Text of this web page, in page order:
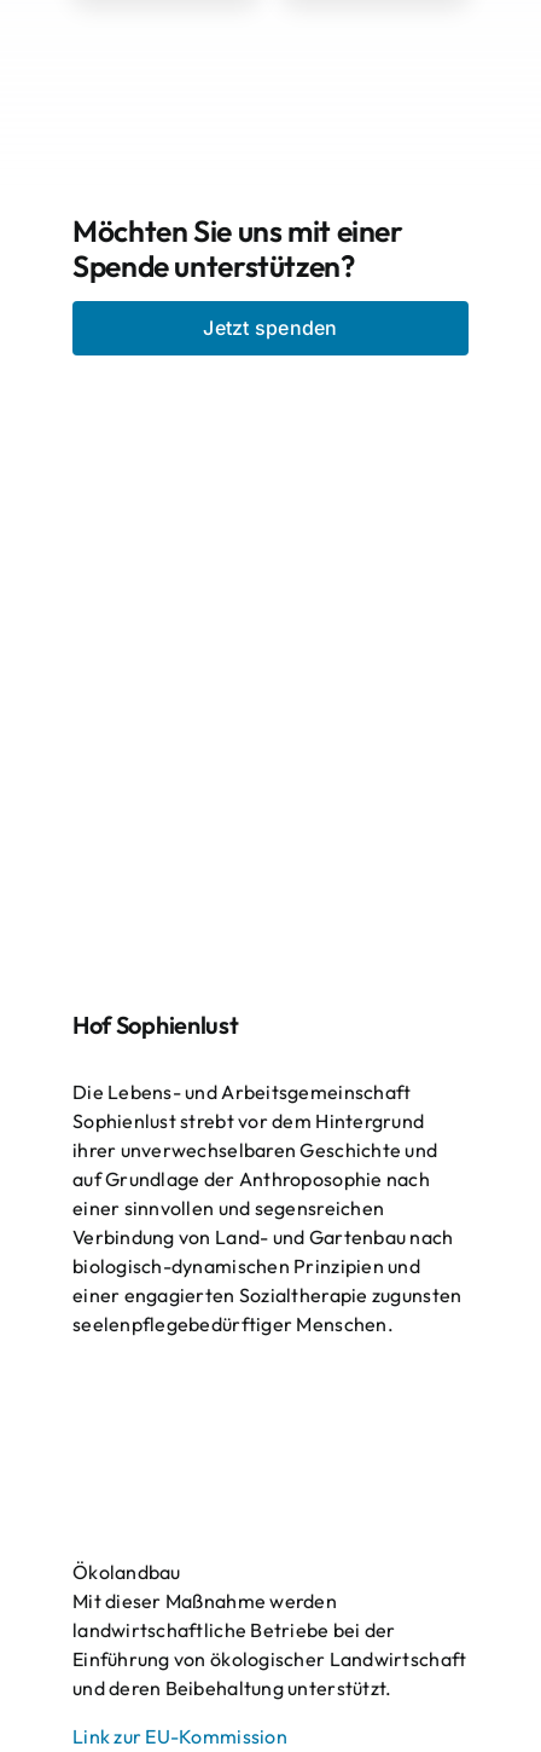
Möchten Sie uns mit einer
Spende unterstützen?
Jetzt spenden
Hof Sophienlust
Die Lebens- und Arbeitsgemeinschaft
Sophienlust strebt vor dem Hintergrund
ihrer unverwechselbaren Geschichte und
auf Grundlage der Anthroposophie nach
einer sinnvollen und segensreichen
Verbindung von Land- und Gartenbau nach
biologisch-dynamischen Prinzipien und
einer engagierten Sozialtherapie zugunsten
seelenpflegebedürftiger Menschen.
Ökolandbau
Mit dieser Maßnahme werden
landwirtschaftliche Betriebe bei der
Einführung von ökologischer Landwirtschaft
und deren Beibehaltung unterstützt.
Link zur EU-Kommission